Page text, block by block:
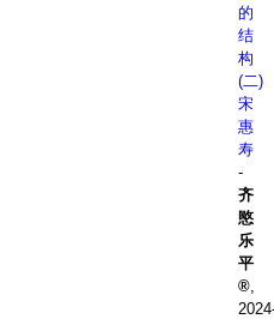
的
结
构
(二)
宋
惠
寿
-
齐
愍
乐
平